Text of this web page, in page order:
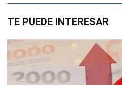
TE PUEDE INTERESAR